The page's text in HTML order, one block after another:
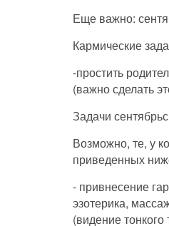
Еще важно:
Кармические
-простить
(важно сделать
Задачи
Возможно, те, у
приведенных
- привнесение
эзотерика,
(видение